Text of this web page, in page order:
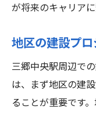
が将来のキャリア
地区の建設プ
三郷中央駅周辺で
は、まず地区の建
ることが重要です